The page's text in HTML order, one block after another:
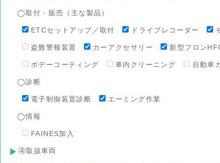
◯取付・販売（主な製品）
ETCセットアップ／取付 ドライブレコーダー
盗難警報装置 カーアクセサリー 新型フロン
ボデーコーティング 車内クリーニング 自動車
◯診断
電子制御装置診断 エーミング作業
◯情報
FAINES加入
④取扱車両